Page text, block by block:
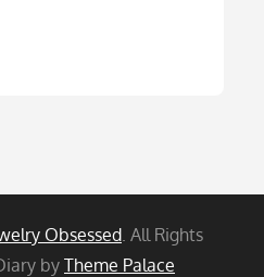
Obsessed. All Rights
by Theme Palace